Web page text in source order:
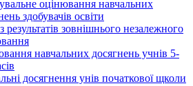
оцінювання навчальних
здобувачів освіти
результатів зовнішнього незалежного
навчальних досягнень учнів 5-
досягнення унів початкової щколи